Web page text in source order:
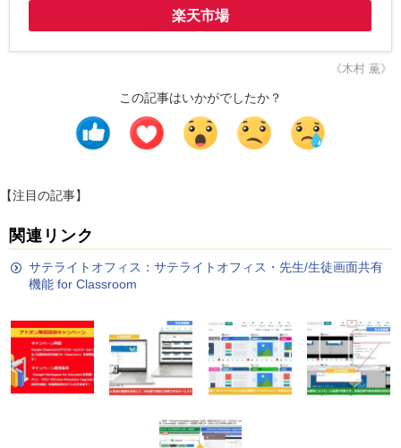
楽天市場
《木村 薫》
この記事はいかがでしたか？
【注目の記事】
関連リンク
サテライトオフィス：サテライトオフィス・先生/生徒画面共有
機能 for Classroom